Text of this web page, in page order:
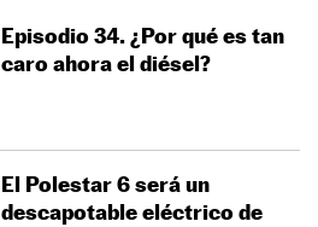
Episodio 34. ¿Por qué es tan
caro ahora el diésel?
El Polestar 6 será un
descapotable eléctrico de